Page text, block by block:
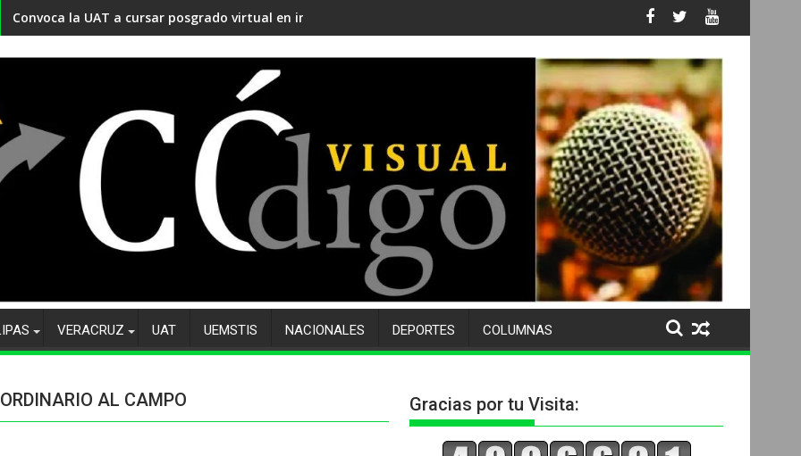
Convoca la UAT a cursar posgrado virtual en innovación educativa
VERACRUZ UAT UEMSTIS NACIONALES DEPORTES COLUMNAS
AL CAMPO Gracias por tu Visita: